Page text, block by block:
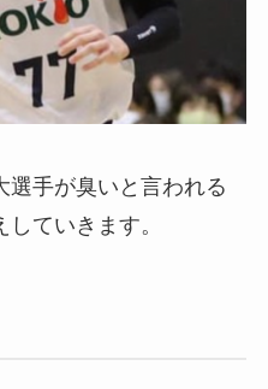
選手が臭いと言われる
ていきます。